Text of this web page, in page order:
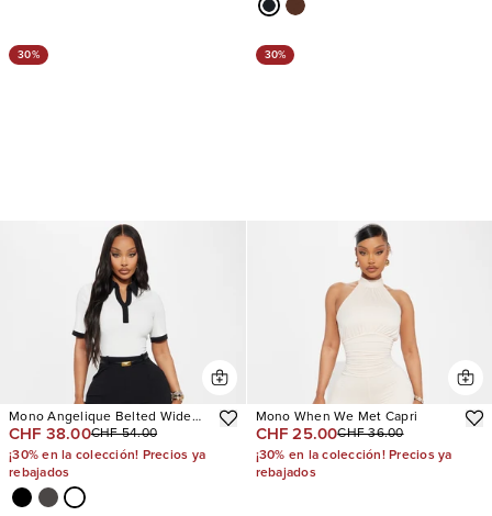
30%
Mono Angelique Belted Wide
Leg
CHF 38.00CHF 54.00
¡30% en la colección! Precios ya
rebajados
30%
Mono When We Met Capri
CHF 25.00CHF 36.00
¡30% en la colección! Precios ya
rebajados